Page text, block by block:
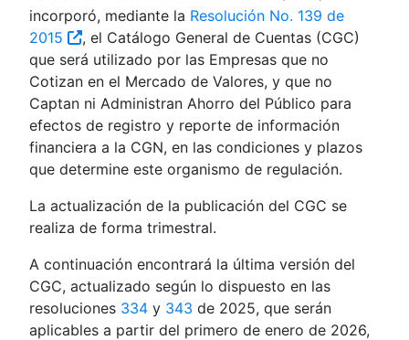
incorporó, mediante la Resolución No. 139 de
2015
, el Catálogo General de Cuentas (CGC)
que será utilizado por las Empresas que no
Cotizan en el Mercado de Valores, y que no
Captan ni Administran Ahorro del Público para
efectos de registro y reporte de información
financiera a la CGN, en las condiciones y plazos
que determine este organismo de regulación.
La actualización de la publicación del CGC se
realiza de forma trimestral.
A continuación encontrará la última versión del
CGC, actualizado según lo dispuesto en las
resoluciones 334 y 343 de 2025, que serán
aplicables a partir del primero de enero de 2026,